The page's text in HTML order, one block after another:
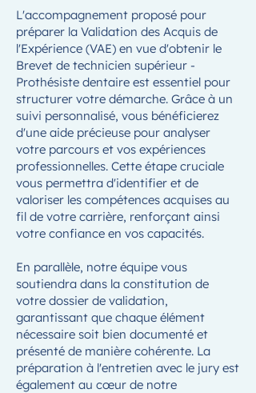
L'accompagnement proposé pour
préparer la Validation des Acquis de
l'Expérience (VAE) en vue d'obtenir le
Brevet de technicien supérieur -
Prothésiste dentaire est essentiel pour
structurer votre démarche. Grâce à un
suivi personnalisé, vous bénéficierez
d'une aide précieuse pour analyser
votre parcours et vos expériences
professionnelles. Cette étape cruciale
vous permettra d'identifier et de
valoriser les compétences acquises au
fil de votre carrière, renforçant ainsi
votre confiance en vos capacités.
En parallèle, notre équipe vous
soutiendra dans la constitution de
votre dossier de validation,
garantissant que chaque élément
nécessaire soit bien documenté et
présenté de manière cohérente. La
préparation à l'entretien avec le jury est
également au cœur de notre